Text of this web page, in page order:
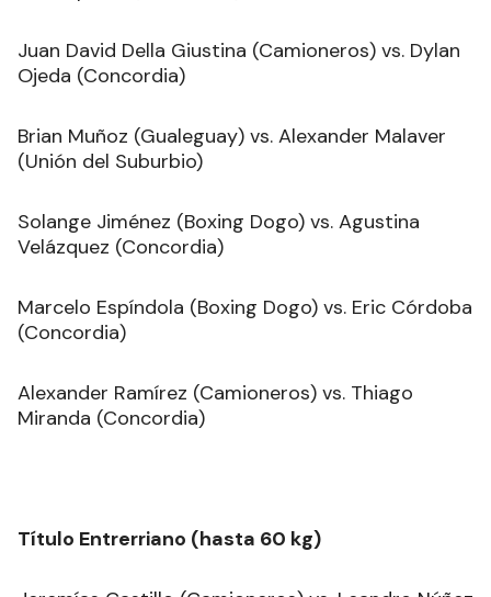
Juan David Della Giustina (Camioneros) vs. Dylan
Ojeda (Concordia)
Brian Muñoz (Gualeguay) vs. Alexander Malaver
(Unión del Suburbio)
Solange Jiménez (Boxing Dogo) vs. Agustina
Velázquez (Concordia)
Marcelo Espíndola (Boxing Dogo) vs. Eric Córdoba
(Concordia)
Alexander Ramírez (Camioneros) vs. Thiago
Miranda (Concordia)
Título Entrerriano (hasta 60 kg)